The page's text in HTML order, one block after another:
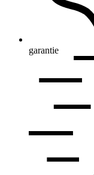
garantie